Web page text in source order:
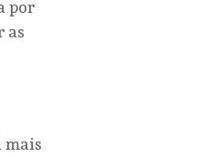
por
as
mais